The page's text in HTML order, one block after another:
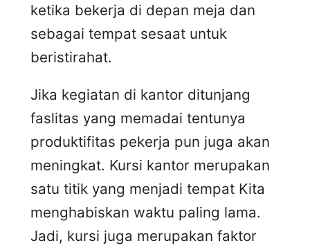
ketika bekerja di depan meja dan
sebagai tempat sesaat untuk
beristirahat.
Jika kegiatan di kantor ditunjang
faslitas yang memadai tentunya
produktifitas pekerja pun juga akan
meningkat. Kursi kantor merupakan
satu titik yang menjadi tempat Kita
menghabiskan waktu paling lama.
Jadi, kursi juga merupakan faktor